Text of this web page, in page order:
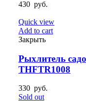
430 руб.
Quick view
Add to cart
Закрыть
Рыхлитель
THFTR1008
330 руб.
Sold out